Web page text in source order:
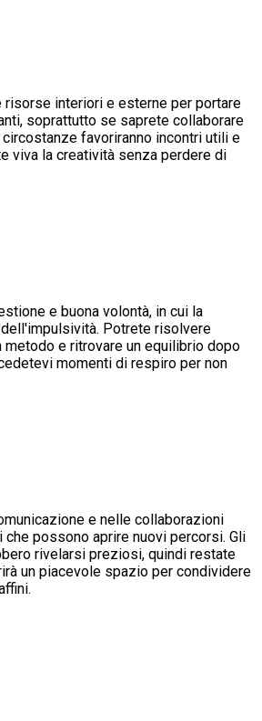
interiori e esterne per portare
soprattutto se saprete collaborare
favoriranno incontri utili e
viva la creatività senza perdere di
e buona volontà, in cui la
Potrete risolvere
e ritrovare un equilibrio dopo
momenti di respiro per non
e nelle collaborazioni
possono aprire nuovi percorsi. Gli
rivelarsi preziosi, quindi restate
un piacevole spazio per condividere